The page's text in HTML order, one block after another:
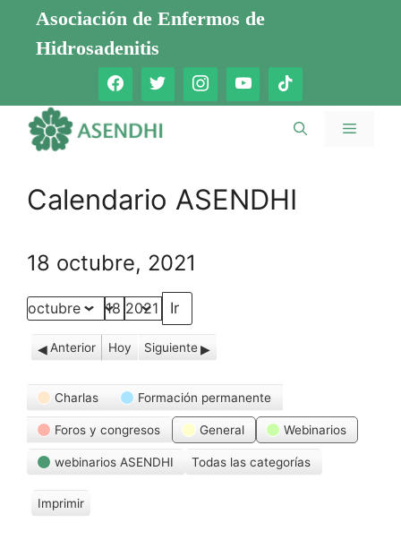
Saltar
contenido
Asociación de Enfermos de
Hidrosadenitis
Menú
Calendario ASENDHI
18 octubre, 2021
Mes
Día
Año
Anterior Hoy Siguiente
Categorías
Charlas Formación permanente
Foros y congresos General Webinarios
webinarios ASENDHI Todas las categorías
Imprimir
V